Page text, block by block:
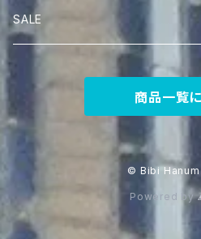
SALE
商品一覧
© Bibi
Powered by